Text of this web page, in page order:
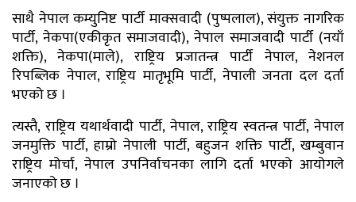
साथै नेपाल कम्युनिष्ट पार्टी माक्सवादी (पुष्पलाल), संयुक्त नागरिक
पार्टी, नेकपा(एकीकृत समाजवादी), नेपाल समाजवादी पार्टी (नयाँ
शक्ति), नेकपा(माले), राष्ट्रिय प्रजातन्त्र पार्टी नेपाल, नेशनल
रिपब्लिक नेपाल, राष्ट्रिय मातृभूमि पार्टी, नेपाली जनता दल दर्ता
भएको छ ।
त्यस्तै, राष्ट्रिय यथार्थवादी पार्टी, नेपाल, राष्ट्रिय स्वतन्त्र पार्टी, नेपाल
जनमुक्ति पार्टी, हाम्रो नेपाली पार्टी, बहुजन शक्ति पार्टी, खम्बुवान
राष्ट्रिय मोर्चा, नेपाल उपनिर्वाचनका लागि दर्ता भएको आयोगले
जनाएको छ ।